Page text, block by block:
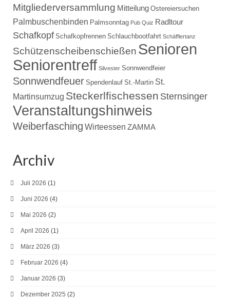
Mitgliederversammlung Mitteilung Ostereiersuchen
Palmbuschenbinden Palmsonntag Pub Quiz Radltour
Schafkopf Schafkopfrennen Schlauchbootfahrt Schäfflertanz
Schützenscheibenschießen Senioren
Seniorentreff Silvester Sonnwendfeier
Sonnwendfeuer Spendenlauf St.-Martin St.
Martinsumzug Steckerlfischessen Sternsinger
Veranstaltungshinweis
Weiberfasching Wirteessen ZAMMA
Archiv
Juli 2026 (1)
Juni 2026 (4)
Mai 2026 (2)
April 2026 (1)
März 2026 (3)
Februar 2026 (4)
Januar 2026 (3)
Dezember 2025 (2)